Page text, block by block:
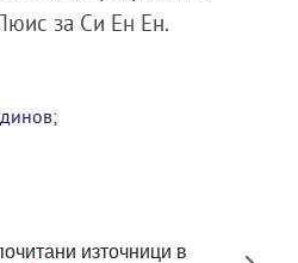
за Си Ен Ен.
източници в